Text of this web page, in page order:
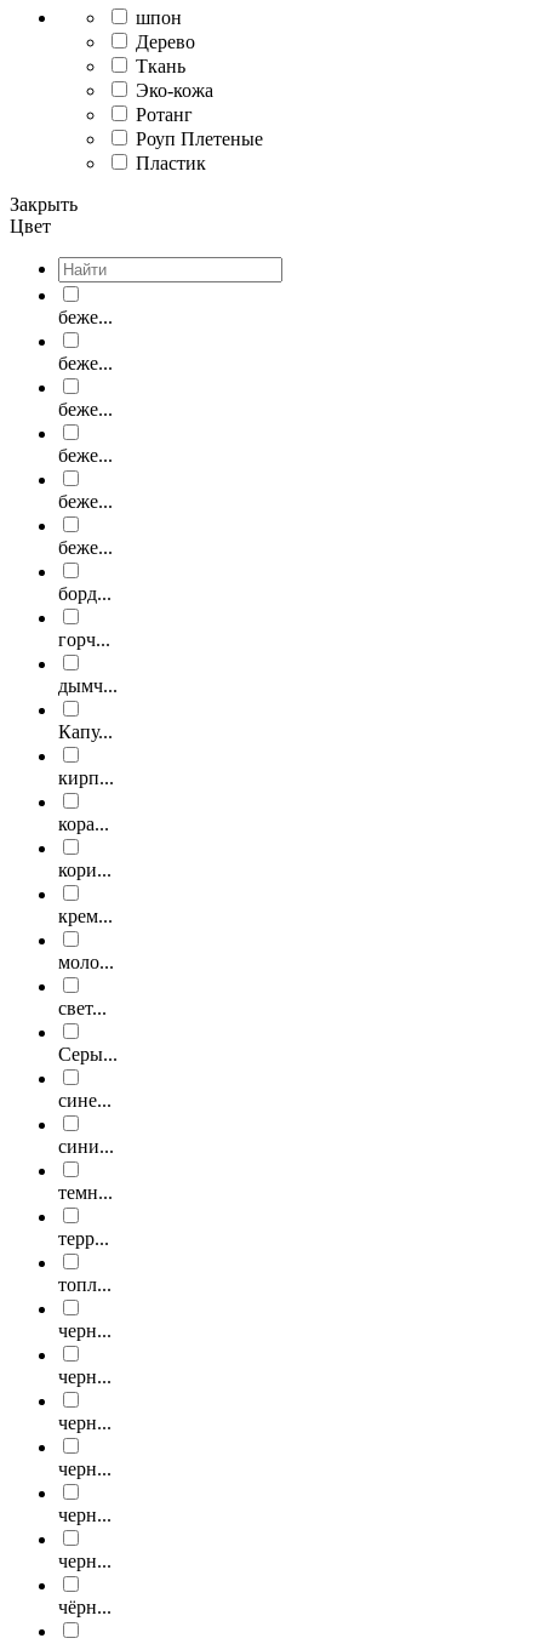
шпон
Дерево
Ткань
Эко-кожа
Ротанг
Роуп Плетеные
Пластик
Закрыть
Цвет
беже...
беже...
беже...
беже...
беже...
беже...
борд...
горч...
дымч...
Капу...
кирп...
кора...
кори...
крем...
моло...
свет...
Серы...
сине...
сини...
темн...
терр...
топл...
черн...
черн...
черн...
черн...
черн...
черн...
чёрн...